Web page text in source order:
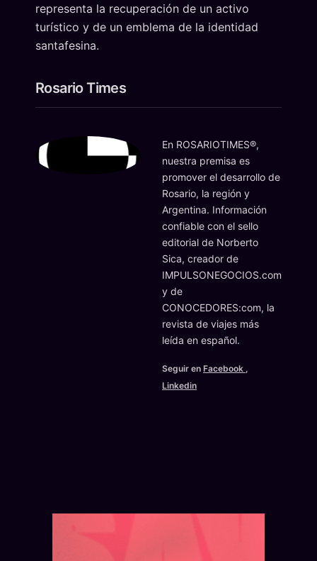
representa la recuperación de un activo
turístico y de un emblema de la identidad
santafesina.
Rosario Times
En ROSARIOTIMES®,
nuestra premisa es
promover el desarrollo de
Rosario, la región y
Argentina. Información
confiable con el sello
editorial de Norberto
Sica, creador de
IMPULSONEGOCIOS.com
y de
CONOCEDORES:com, la
revista de viajes más
leída en español.
Seguir en Facebook ,
Linkedin